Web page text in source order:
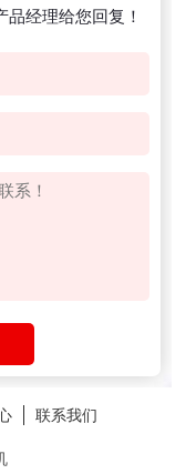
经理给您回复！
联系我们